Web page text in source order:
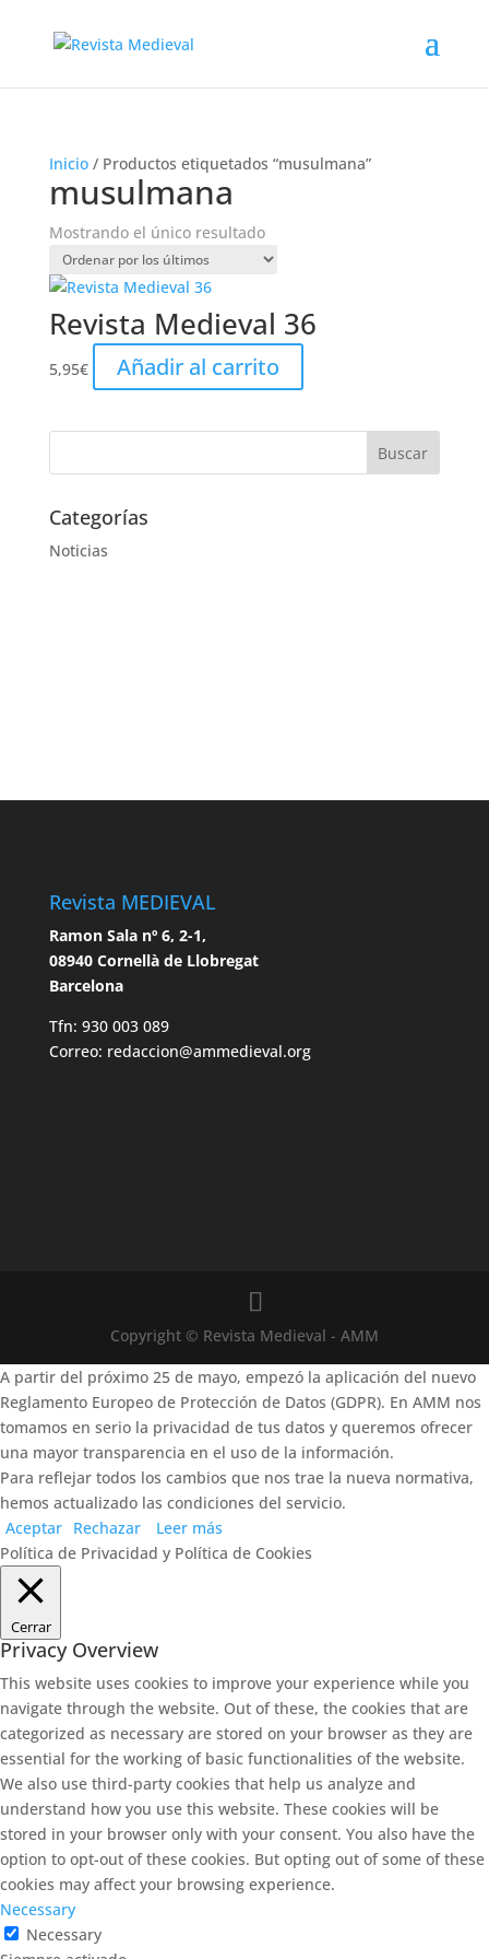
Inicio/ Productos etiquetados “musulmana”
musulmana
Mostrando el único resultado
Revista Medieval 36
5,95€ Añadir al carrito
Categorías
Noticias
Revista MEDIEVAL
Ramon Sala nº 6, 2-1,
08940 Cornellà de Llobregat
Barcelona
Tfn: 930 003 089
Correo: redaccion@ammedieval.org
Copyright © Revista Medieval - AMM
A partir del próximo 25 de mayo, empezó la aplicación del nuevo
Reglamento Europeo de Protección de Datos (GDPR). En AMM nos
tomamos en serio la privacidad de tus datos y queremos ofrecer
una mayor transparencia en el uso de la información.
Para reflejar todos los cambios que nos trae la nueva normativa,
hemos actualizado las condiciones del servicio.
Aceptar Rechazar
Leer más
Política de Privacidad y Política de Cookies
Cerrar
Privacy Overview
This website uses cookies to improve your experience while you
navigate through the website. Out of these, the cookies that are
categorized as necessary are stored on your browser as they are
essential for the working of basic functionalities of the website.
We also use third-party cookies that help us analyze and
understand how you use this website. These cookies will be
stored in your browser only with your consent. You also have the
option to opt-out of these cookies. But opting out of some of these
cookies may affect your browsing experience.
Necessary
Necessary